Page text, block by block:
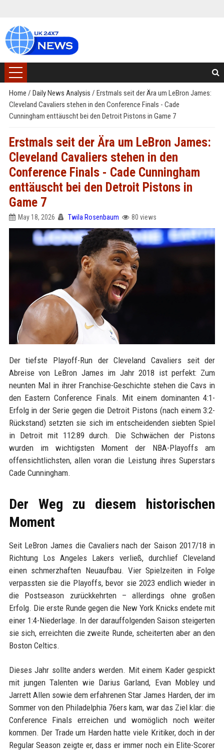
Home / Daily News Analysis / Erstmals seit der Ära um LeBron James:
Cleveland Cavaliers stehen in den Conference Finals - Cade
Cunningham enttäuscht bei den Detroit Pistons in Game 7
Erstmals seit der Ära um LeBron James:
Cleveland Cavaliers stehen in den
Conference Finals - Cade Cunningham
enttäuscht bei den Detroit Pistons in
Game 7
May 18, 2026 Twila Rosenbaum 80 views
Der tiefste Playoff-Run der Cleveland Cavaliers seit der
Abreise von LeBron James im Jahr 2018 ist perfekt: Zum
neunten Mal in ihrer Franchise-Geschichte stehen die Cavs in
den Eastern Conference Finals. Mit einem dominanten 4:1-
Erfolg in der Serie gegen die Detroit Pistons (nach einem 3:2-
Rückstand) setzten sie sich im entscheidenden siebten Spiel
in Detroit mit 112:89 durch. Die Schwächen der Pistons
wurden im wichtigsten Moment der NBA-Playoffs am
offensichtlichsten, allen voran die Leistung ihres Superstars
Cade Cunningham.
Der Weg zu diesem historischen
Moment
Seit LeBron James die Cavaliers nach der Saison 2017/18 in
Richtung Los Angeles Lakers verließ, durchlief Cleveland
einen schmerzhaften Neuaufbau. Vier Spielzeiten in Folge
verpassten sie die Playoffs, bevor sie 2023 endlich wieder in
die Postseason zurückkehrten – allerdings ohne großen
Erfolg. Die erste Runde gegen die New York Knicks endete mit
einer 1:4-Niederlage. In der darauffolgenden Saison steigerten
sie sich, erreichten die zweite Runde, scheiterten aber an den
Boston Celtics.
Dieses Jahr sollte anders werden. Mit einem Kader gespickt
mit jungen Talenten wie Darius Garland, Evan Mobley und
Jarrett Allen sowie dem erfahrenen Star James Harden, der im
Sommer von den Philadelphia 76ers kam, war das Ziel klar: die
Conference Finals erreichen und womöglich noch weiter
kommen. Der Trade um Harden hatte viele Kritiker, doch in der
Regular Season zeigte er, dass er immer noch ein Elite-Scorer